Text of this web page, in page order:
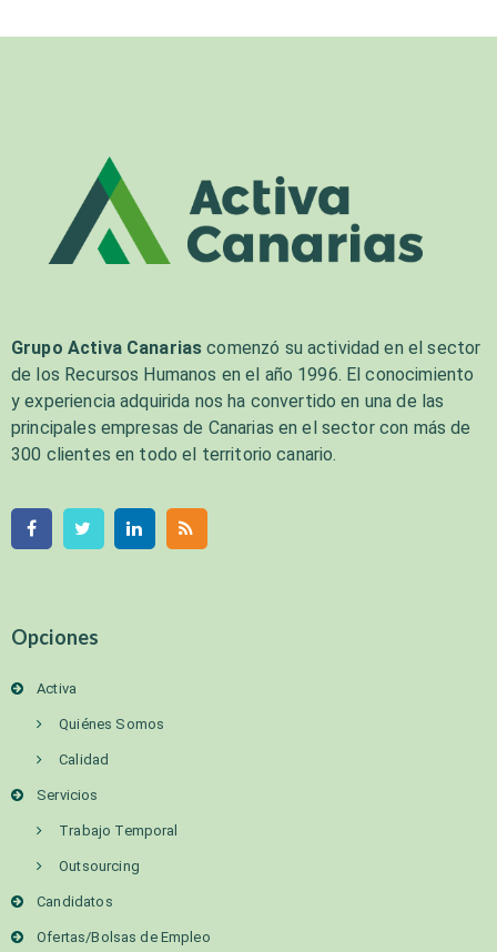
Grupo Activa Canarias comenzó su actividad en el sector
de los Recursos Humanos en el año 1996. El conocimiento
y experiencia adquirida nos ha convertido en una de las
principales empresas de Canarias en el sector con más de
300 clientes en todo el territorio canario.
Opciones
Activa
Quiénes Somos
Calidad
Servicios
Trabajo Temporal
Outsourcing
Candidatos
Ofertas/Bolsas de Empleo